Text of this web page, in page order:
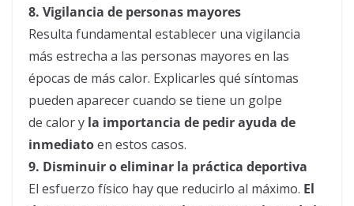
8. Vigilancia de personas mayores
Resulta fundamental establecer una vigilancia
más estrecha a las personas mayores en las
épocas de más calor. Explicarles qué síntomas
pueden aparecer cuando se tiene un golpe
de calory la importancia de pedir ayuda de
inmediatoen estos casos.
9. Disminuir o eliminar la práctica deportiva
El esfuerzo físico hay que reducirlo al máximo. El